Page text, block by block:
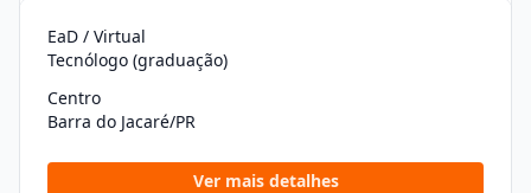
EaD / Virtual
Tecnólogo (graduação)
Centro
Barra do Jacaré/PR
Ver mais detalhes